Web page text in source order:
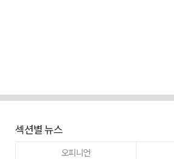
섹션별 뉴스
오피니언